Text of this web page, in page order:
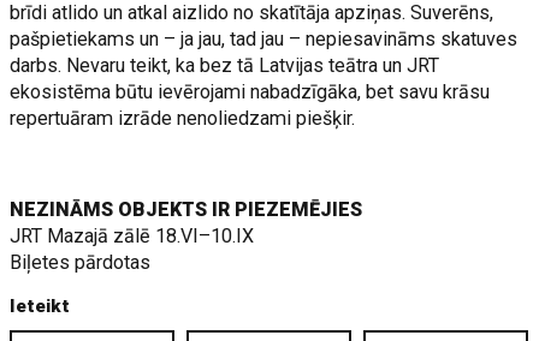
brīdi atlido un atkal aizlido no skatītāja apziņas. Suverēns,
pašpietiekams un – ja jau, tad jau – nepiesavināms skatuves
darbs. Nevaru teikt, ka bez tā Latvijas teātra un JRT
ekosistēma būtu ievērojami nabadzīgāka, bet savu krāsu
repertuāram izrāde nenoliedzami piešķir.
NEZINĀMS OBJEKTS IR PIEZEMĒJIES
JRT Mazajā zālē 18.VI–10.IX
Biļetes pārdotas
Ieteikt